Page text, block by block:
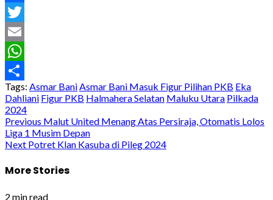
Facebook
Twitter
Email
WhatsApp
Share
Tags: Asmar BaniAsmar Bani Masuk Figur Pilihan PKB Eka
Dahliani Figur PKB Halmahera Selatan Maluku Utara Pilkada
2024
Post
navigation
Previous Malut United Menang Atas Persiraja, Otomatis Lolos
Liga 1 Musim Depan
Next Potret Klan Kasuba di Pileg 2024
More Stories
2 min read